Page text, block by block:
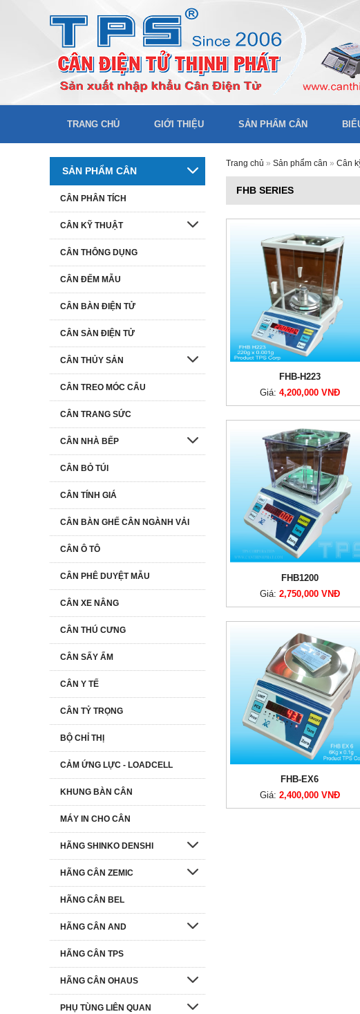
TRANG CHỦ GIỚI THIỆU SẢN PHẨM CÂN
Trang chủ » Sản phẩm cân » Cân
FHB SERIES
FHB-H223
Giá: 4,200,000 VNĐ
FHB1200
Giá: 2,750,000 VNĐ
FHB-EX6
Giá: 2,400,000 VNĐ
SẢN PHẨM CÂN
CÂN PHÂN TÍCH
CÂN KỸ THUẬT
CÂN THÔNG DỤNG
CÂN ĐẾM MẪU
CÂN BÀN ĐIỆN TỬ
CÂN SÀN ĐIỆN TỬ
CÂN THỦY SẢN
CÂN TREO MÓC CẨU
CÂN TRANG SỨC
CÂN NHÀ BẾP
CÂN BỎ TÚI
CÂN TÍNH GIÁ
CÂN BÀN GHẾ CÂN NGÀNH VẢI
CÂN Ô TÔ
CÂN PHÊ DUYỆT MẪU
CÂN XE NÂNG
CÂN THÚ CƯNG
CÂN SẤY ẨM
CÂN Y TẾ
CÂN TỶ TRỌNG
BỘ CHỈ THỊ
CẢM ỨNG LỰC - LOADCELL
KHUNG BÀN CÂN
MÁY IN CHO CÂN
HÃNG SHINKO DENSHI
HÃNG CÂN ZEMIC
HÃNG CÂN BEL
HÃNG CÂN AND
HÃNG CÂN TPS
HÃNG CÂN OHAUS
PHỤ TÙNG LIÊN QUAN